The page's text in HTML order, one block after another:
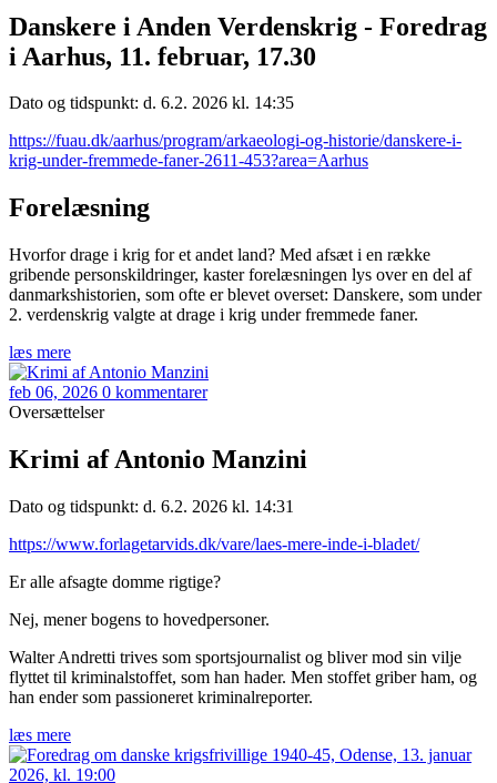
Danskere i Anden Verdenskrig - Foredrag
i Aarhus, 11. februar, 17.30
Dato og tidspunkt: d. 6.2. 2026 kl. 14:35
https://fuau.dk/aarhus/program/arkaeologi-og-historie/danskere-i-
krig-under-fremmede-faner-2611-453?area=Aarhus
Forelæsning
Hvorfor drage i krig for et andet land? Med afsæt i en række
gribende personskildringer, kaster forelæsningen lys over en del af
danmarkshistorien, som ofte er blevet overset: Danskere, som under
2. verdenskrig valgte at drage i krig under fremmede faner.
læs mere
feb 06, 2026 0 kommentarer
Oversættelser
Krimi af Antonio Manzini
Dato og tidspunkt: d. 6.2. 2026 kl. 14:31
https://www.forlagetarvids.dk/vare/laes-mere-inde-i-bladet/
Er alle afsagte domme rigtige?
Nej, mener bogens to hovedpersoner.
Walter Andretti trives som sportsjournalist og bliver mod sin vilje
flyttet til kriminalstoffet, som han hader. Men stoffet griber ham, og
han ender som passioneret kriminalreporter.
læs mere